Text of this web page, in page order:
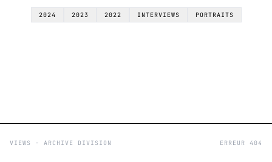
2024 2023 2022 INTERVIEWS PORTRAITS
VIEWS - ARCHIVE DIVISION ERREUR 404